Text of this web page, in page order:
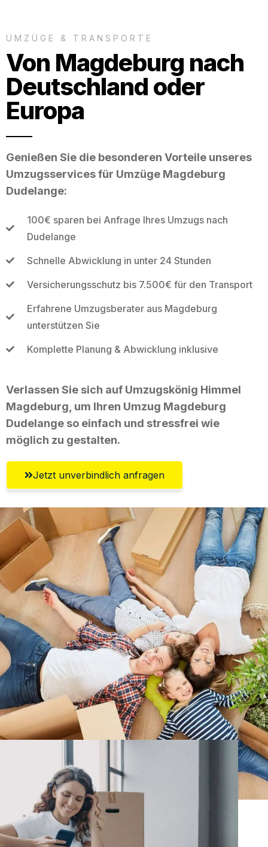
UMZÜGE & TRANSPORTE
Von Magdeburg nach
Deutschland oder
Europa
Genießen Sie die besonderen Vorteile unseres
Umzugsservices für Umzüge Magdeburg
Dudelange:
100€ sparen bei Anfrage Ihres Umzugs nach
Dudelange
Schnelle Abwicklung in unter 24 Stunden
Versicherungsschutz bis 7.500€ für den Transport
Erfahrene Umzugsberater aus Magdeburg
unterstützen Sie
Komplette Planung & Abwicklung inklusive
Verlassen Sie sich auf Umzugskönig Himmel
Magdeburg, um Ihren Umzug Magdeburg
Dudelange so einfach und stressfrei wie
möglich zu gestalten.
Jetzt unverbindlich anfragen